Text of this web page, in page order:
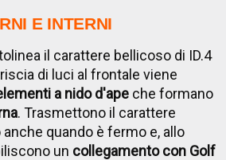
E INTERNI
il carattere bellicoso di ID.4
di luci al frontale viene
a nido d'ape che formano
. Trasmettono il carattere
quando è fermo e, allo
un collegamento con Golf